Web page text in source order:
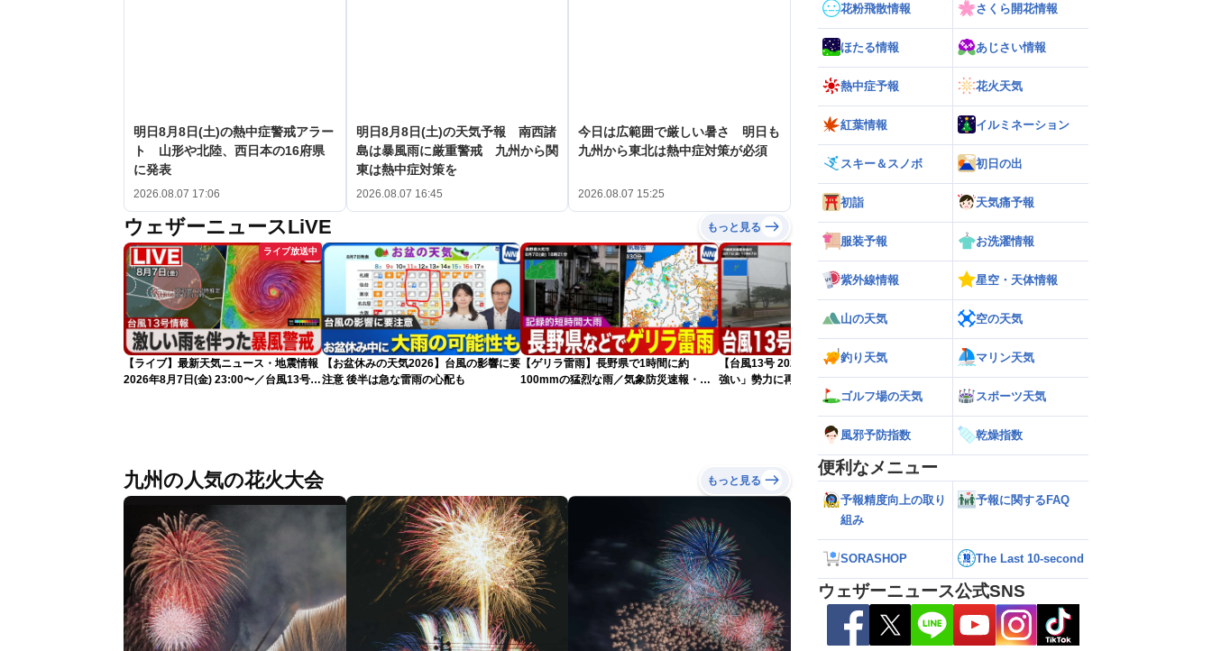
明日8月8日(土)の熱中症警戒アラー
ト 山形や北陸、西日本の16府県
に発表
2026.08.07 17:06
明日8月8日(土)の天気予報 南西諸
島は暴風雨に厳重警戒 九州から関
東は熱中症対策を
2026.08.07 16:45
今日は広範囲で厳しい暑さ 明日も
九州から東北は熱中症対策が必須
2026.08.07 15:25
ウェザーニュースLiVE もっと見る
ライブ放送中
【ライブ】最新天気ニュース・地震情報
2026年8月7日(金) 23:00〜／台風13号の
【お盆休みの天気2026】台風の影響に要
注意 後半は急な雷雨の心配も
【ゲリラ雷雨】長野県で1時間に約
100mmの猛烈な雨／気象防災速報・記
【台風13号 2026】沖縄付近で「非常に
強い」勢力に再発達 荒天に厳重警戒を
【台風15号 2026】来週は北日本や東日
本に接近する可能性／ウェザーニュース
気象予報士解説（7日16時更新）
九州の人気の花火大会 もっと見る
花粉飛散情報 さくら開花情報
ほたる情報 あじさい情報
熱中症予報 花火天気
紅葉情報 イルミネーション
スキー＆スノボ 初日の出
初詣 天気痛予報
服装予報 お洗濯情報
紫外線情報 星空・天体情報
山の天気 空の天気
釣り天気 マリン天気
ゴルフ場の天気 スポーツ天気
風邪予防指数 乾燥指数
便利なメニュー
予報精度向上の取り
組み
予報に関するFAQ
SORASHOP The Last 10-second
ウェザーニュース公式SNS